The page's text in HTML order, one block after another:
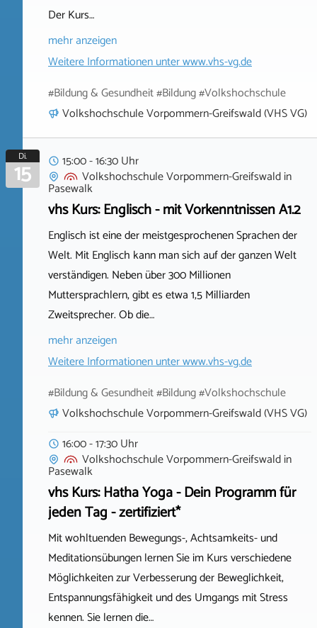
Der Kurs…
mehr anzeigen
Weitere Informationen unterwww.vhs-vg.de
#Bildung & Gesundheit #Bildung #Volkshochschule
Volkshochschule Vorpommern-Greifswald (VHS VG)
Di.
15
15:00 - 16:30 Uhr
Volkshochschule Vorpommern-Greifswaldin
Pasewalk
vhs Kurs: Englisch - mit Vorkenntnissen A1.2
Englisch ist eine der meistgesprochenen Sprachen der
Welt. Mit Englisch kann man sich auf der ganzen Welt
verständigen. Neben über 300 Millionen
Muttersprachlern, gibt es etwa 1,5 Milliarden
Zweitsprecher. Ob die…
mehr anzeigen
Weitere Informationen unterwww.vhs-vg.de
#Bildung & Gesundheit #Bildung #Volkshochschule
Volkshochschule Vorpommern-Greifswald (VHS VG)
16:00 - 17:30 Uhr
Volkshochschule Vorpommern-Greifswaldin
Pasewalk
vhs Kurs: Hatha Yoga - Dein Programm für
jeden Tag - zertifiziert*
Mit wohltuenden Bewegungs-, Achtsamkeits- und
Meditationsübungen lernen Sie im Kurs verschiedene
Möglichkeiten zur Verbesserung der Beweglichkeit,
Entspannungsfähigkeit und des Umgangs mit Stress
kennen. Sie lernen die…